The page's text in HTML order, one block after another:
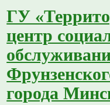
ГУ
центр
города